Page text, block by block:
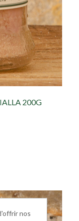
200G
nos